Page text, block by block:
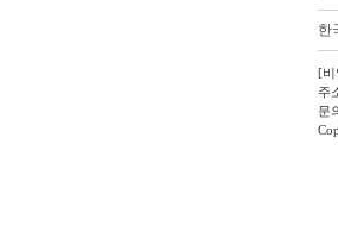
한
[비
주
문